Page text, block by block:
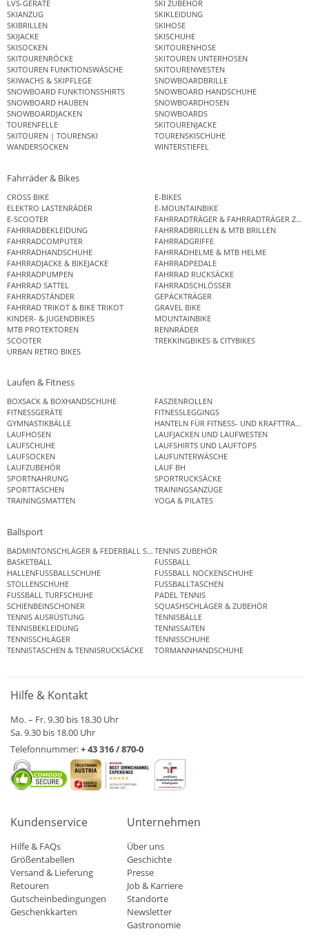
LVS-GERÄTE
SKI ZUBEHÖR
SKIANZUG
SKIKLEIDUNG
SKIBRILLEN
SKIHOSE
SKIJACKE
SKISCHUHE
SKISOCKEN
SKITOURENHOSE
SKITOURENRÖCKE
SKITOUREN UNTERHOSEN
SKITOUREN FUNKTIONSWÄSCHE
SKITOURENWESTEN
SKIWACHS & SKIPFLEGE
SNOWBOARDBRILLE
SNOWBOARD FUNKTIONSSHIRTS
SNOWBOARD HANDSCHUHE
SNOWBOARD HAUBEN
SNOWBOARDHOSEN
SNOWBOARDJACKEN
SNOWBOARDS
TOURENFELLE
SKITOURENJACKE
SKITOUREN | TOURENSKI
TOURENSKISCHUHE
WANDERSOCKEN
WINTERSTIEFEL
Fahrräder & Bikes
CROSS BIKE
E-BIKES
ELEKTRO LASTENRÄDER
E-MOUNTAINBIKE
E-SCOOTER
FAHRRADTRÄGER & FAHRRADTRÄGER
FAHRRADBEKLEIDUNG
FAHRRADBRILLEN & MTB BRILLEN
FAHRRADCOMPUTER
FAHRRADGRIFFE
FAHRRADHANDSCHUHE
FAHRRADHELME & MTB HELME
FAHRRADJACKE & BIKEJACKE
FAHRRADPEDALE
FAHRRADPUMPEN
FAHRRAD RUCKSÄCKE
FAHRRAD SATTEL
FAHRRADSCHLÖSSER
FAHRRADSTÄNDER
GEPÄCKTRÄGER
FAHRRAD TRIKOT & BIKE TRIKOT
GRAVEL BIKE
KINDER- & JUGENDBIKES
MOUNTAINBIKE
MTB PROTEKTOREN
RENNRÄDER
SCOOTER
TREKKINGBIKES & CITYBIKES
URBAN RETRO BIKES
Laufen & Fitness
BOXSACK & BOXHANDSCHUHE
FASZIENROLLEN
FITNESSGERÄTE
FITNESSLEGGINGS
GYMNASTIKBÄLLE
HANTELN FÜR FITNESS- UND
LAUFHOSEN
LAUFJACKEN UND LAUFWESTEN
LAUFSCHUHE
LAUFSHIRTS UND LAUFTOPS
LAUFSOCKEN
LAUFUNTERWÄSCHE
LAUFZUBEHÖR
LAUF BH
SPORTNAHRUNG
SPORTRUCKSÄCKE
SPORTTASCHEN
TRAININGSANZÜGE
TRAININGSMATTEN
YOGA & PILATES
Ballsport
BADMINTONSCHLÄGER & FEDERBALL SETSTENNIS ZUBEHÖR
BASKETBALL
FUSSBALL
HALLENFUSSBALLSCHUHE
FUSSBALL NOCKENSCHUHE
STOLLENSCHUHE
FUSSBALLTASCHEN
FUSSBALL TURFSCHUHE
PADEL TENNIS
SCHIENBEINSCHONER
SQUASHSCHLÄGER & ZUBEHÖR
TENNIS AUSRÜSTUNG
TENNISBÄLLE
TENNISBEKLEIDUNG
TENNISSAITEN
TENNISSCHLÄGER
TENNISSCHUHE
TENNISTASCHEN & TENNISRUCKSÄCKE
TORMANNHANDSCHUHE
Hilfe & Kontakt
Mo. – Fr. 9.30 bis 18.30 Uhr
Sa. 9.30 bis 18.00 Uhr
Telefonnummer:+ 43 316 / 870-0
Kundenservice
Hilfe & FAQs
Größentabellen
Versand & Lieferung
Retouren
Gutscheinbedingungen
Geschenkkarten
Unternehmen
Über uns
Geschichte
Presse
Job & Karriere
Standorte
Newsletter
Gastronomie